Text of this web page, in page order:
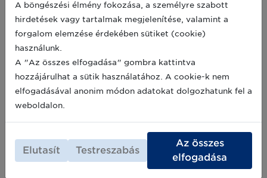
GS1 szabványok a klinikai kutatásban
A hatékonyság növelése a klinikai vizsgálatok
során: ismerje fel az elektronikus adatcserében
(EDI) rejlő lehetőségeket!
2023-09-25
A böngészési élmény fokozása, a személyre szabott
hirdetések vagy tartalmak megjelenítése, valamint a
forgalom elemzése érdekében sütiket (cookie)
használunk.
A "Az összes elfogadása" gombra kattintva
hozzájárulhat a sütik használatához. A cookie-k nem
elfogadásával anonim módon adatokat dolgozhatunk fel a
weboldalon.
Elutasít Testreszabás
Az összes
elfogadása